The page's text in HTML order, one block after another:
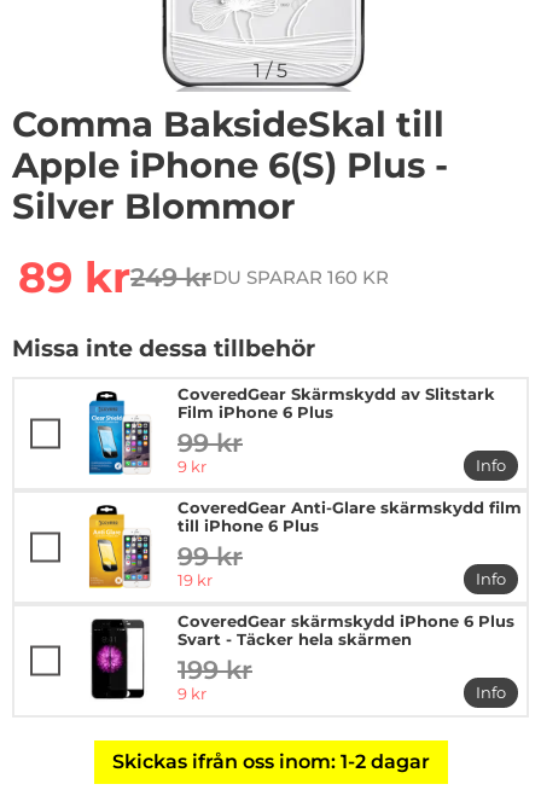
1/5
Comma BaksideSkal till
Apple iPhone 6(S) Plus -
Silver Blommor
rea pris
89 krtidigare pris
249 krDU SPARAR 160 KR
Missa inte dessa tillbehör
CoveredGear Skärmskydd av Slitstark
Film iPhone 6 Plus
tidigare pris
99 kr
rea pris
9 kr
Info
mer
CoveredGear Anti-Glare skärmskydd film
till iPhone 6 Plus
tidigare pris
99 kr
rea pris
19 kr
Info
mer
CoveredGear skärmskydd iPhone 6 Plus
Svart - Täcker hela skärmen
tidigare pris
199 kr
rea pris
9 kr
Info
mer
Skickas ifrån oss inom: 1-2 dagar